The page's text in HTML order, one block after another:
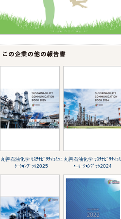
丸善石油化学 ｻｽﾃﾅﾋﾞﾘﾃｨｺﾐｭﾆ
ｹｰｼｮﾝﾌﾞｯｸ2025
丸善石油化学 ｻｽﾃﾅﾋﾞﾘﾃｨｺﾐ
ｭﾆｹｰｼｮﾝﾌﾞｯｸ2024